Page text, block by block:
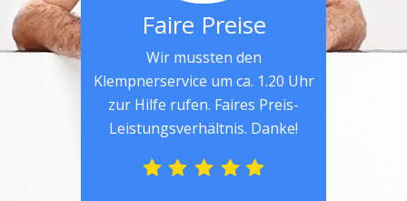
Faire Preise
Wir mussten den
Klempnerservice um ca. 1.20 Uhr
zur Hilfe rufen. Faires Preis-
Leistungsverhältnis. Danke!